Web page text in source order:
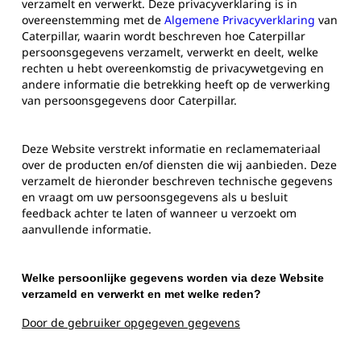
verzamelt en verwerkt. Deze privacyverklaring is in
overeenstemming met de Algemene Privacyverklaring van
Caterpillar, waarin wordt beschreven hoe Caterpillar
persoonsgegevens verzamelt, verwerkt en deelt, welke
rechten u hebt overeenkomstig de privacywetgeving en
andere informatie die betrekking heeft op de verwerking
van persoonsgegevens door Caterpillar.
Deze Website verstrekt informatie en reclamemateriaal
over de producten en/of diensten die wij aanbieden. Deze
verzamelt de hieronder beschreven technische gegevens
en vraagt om uw persoonsgegevens als u besluit
feedback achter te laten of wanneer u verzoekt om
aanvullende informatie.
Welke persoonlijke gegevens worden via deze Website
verzameld en verwerkt en met welke reden?
Door de gebruiker opgegeven gegevens